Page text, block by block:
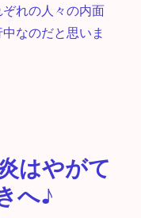
れの人々の内面
なのだと思いま
はやがて
へ♪